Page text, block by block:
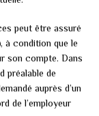
peut être assuré
, à condition que le
son compte. Dans
préalable de
auprès d’un
de l’employeur